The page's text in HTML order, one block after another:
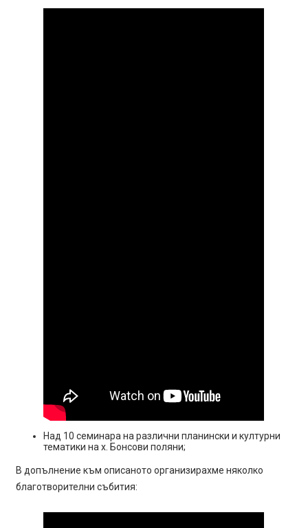
Над 10 семинара на различни планински и културни
тематики на х. Бонсови поляни;
В допълнение към описаното организирахме няколко
благотворителни събития: